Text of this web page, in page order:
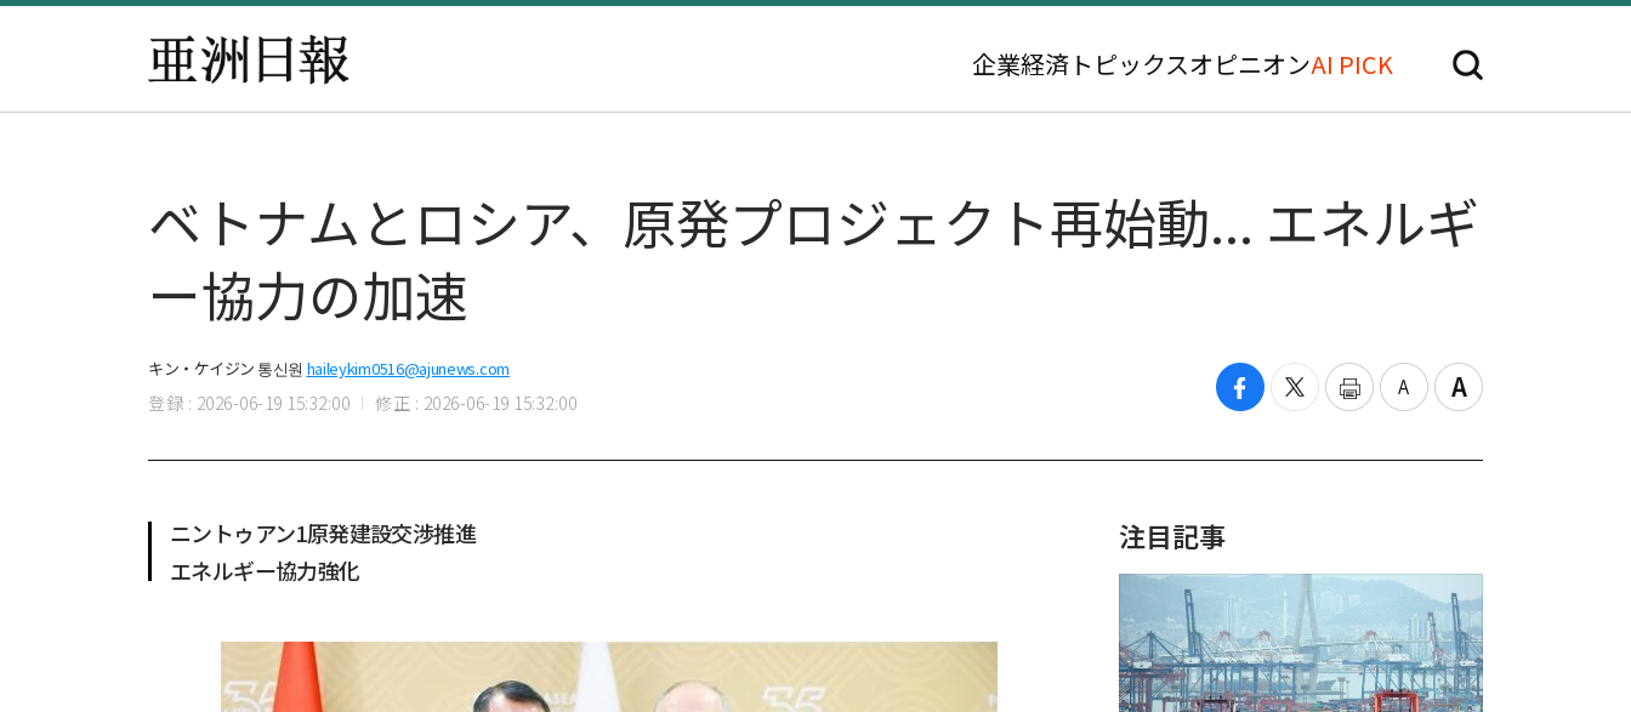
企業経済 トピックスオピニオンAI PICK
ベトナムとロシア、原発プロジェクト再始動... エネルギ
ー協力の加速
キン・ケイジン 통신원 haileykim0516@ajunews.com
登録 : 2026-06-19 15:32:00 修正 : 2026-06-19 15:32:00
ニントゥアン1原発建設交渉推進
エネルギー協力強化
注目記事